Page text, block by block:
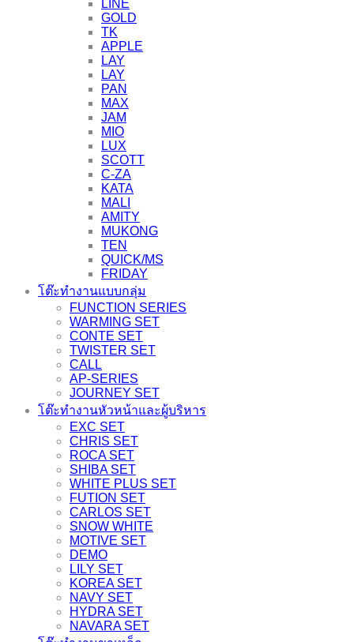
LINE
GOLD
TK
APPLE
LAY
LAY
PAN
MAX
JAM
MIO
LUX
SCOTT
C-ZA
KATA
MALI
AMITY
MUKONG
TEN
QUICK/MS
FRIDAY
โต๊ะทำงานแบบกลุ่ม
FUNCTION SERIES
WARMING SET
CONTE SET
TWISTER SET
CALL
AP-SERIES
JOURNEY SET
โต๊ะทำงานหัวหน้าและผู้บริหาร
EXC SET
CHRIS SET
ROCA SET
SHIBA SET
WHITE PLUS SET
FUTION SET
CARLOS SET
SNOW WHITE
MOTIVE SET
DEMO
LILY SET
KOREA SET
NAVY SET
HYDRA SET
NAVARA SET